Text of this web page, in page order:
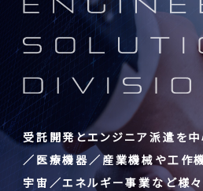
受託開発とエンジニア派遣を中
／医療機器／産業機械や工作
宇宙／エネルギー事業など様